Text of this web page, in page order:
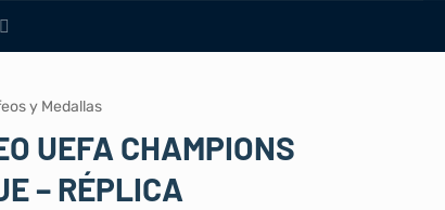
y Medallas
UEFA CHAMPIONS
– RÉPLICA